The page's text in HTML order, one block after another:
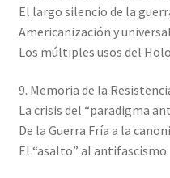
El largo silencio de la
Americanización y
Los múltiples usos del
9. Memoria de la
La crisis del “paradigma
De la Guerra Fría a la
El “asalto” al antifascismo.